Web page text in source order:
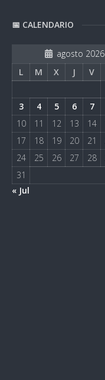
📅 CALENDARIO
agosto 2026
L
M X J V
3
4 5 6 7
10
11 12 13 14
17
18 19 20 21
24
25 26 27 28
31
« Jul